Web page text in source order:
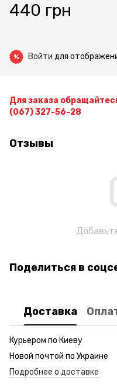
440 грн
% Войти для
Для заказа
(067) 327-56-28
Отзывы
Поделиться в
Доставка
Курьером по Киеву
Новой почтой по Украине
Подробнее о доставке